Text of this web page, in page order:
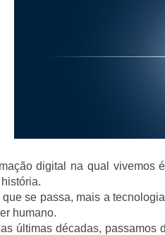
digital na qual vivemos
se passa, mais a
humano.
últimas décadas,